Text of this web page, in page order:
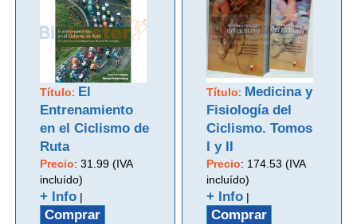
Título: El
Entrenamiento
en el Ciclismo de
Ruta
Precio:31.99 (IVA
incluído)
+ Info |
Comprar
Título: Medicina y
Fisiología del
Ciclismo. Tomos
I y II
Precio: 174.53 (IVA
incluído)
+ Info |
Comprar